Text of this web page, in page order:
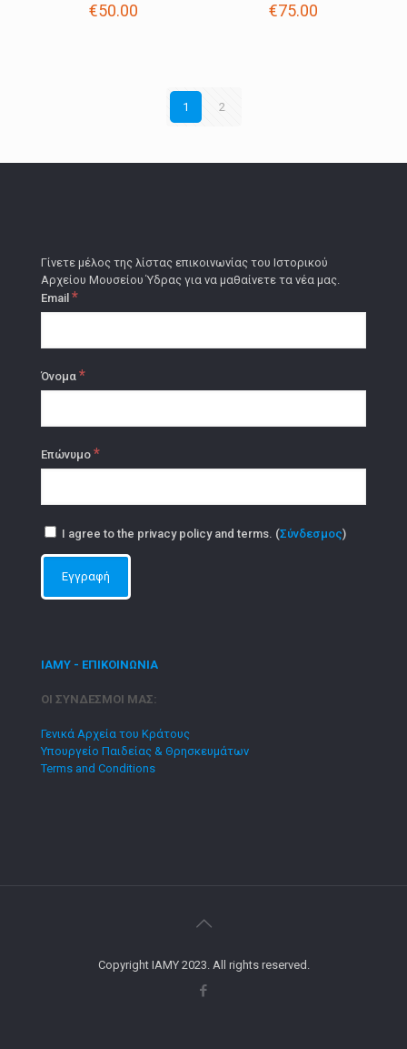
€50.00 €75.00
1 2
Γίνετε μέλος της λίστας επικοινωνίας του Ιστορικού
Αρχείου Μουσείου Ύδρας για να μαθαίνετε τα νέα μας.
Email *
Όνομα *
Επώνυμο *
I agree to the privacy policy and terms. (Σύνδεσμος)
ΙΑΜΥ - ΕΠΙΚΟΙΝΩΝΙΑ
ΟΙ ΣΥΝΔΕΣΜΟΙ ΜΑΣ:
Γενικά Αρχεία του Κράτους
Υπουργείο Παιδείας & Θρησκευμάτων
Terms and Conditions
Copyright IAMY 2023. All rights reserved.